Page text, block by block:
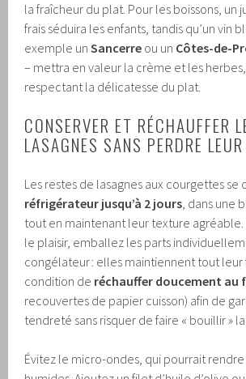
la fraîcheur du plat. Pour les boissons, un
frais séduira les enfants, tandis qu’un vin
exemple unSancerre ou un Côtes-de-
– mettra en valeur la crème et les
respectant la délicatesse du plat.
CONSERVER ET RÉCHAUFFER
LASAGNES SANS PERDRE
Les restes de lasagnes aux courgettes se
réfrigérateur jusqu’à 2 jours, dans une
tout en maintenant leur texture
le plaisir, emballez les parts
congélateur : elles maintiennent tout leur
condition de réchauffer doucement au
recouvertes de papier cuisson) afin de
tendreté sans risquer de faire « bouillir »
Évitez le micro-ondes, qui pourrait